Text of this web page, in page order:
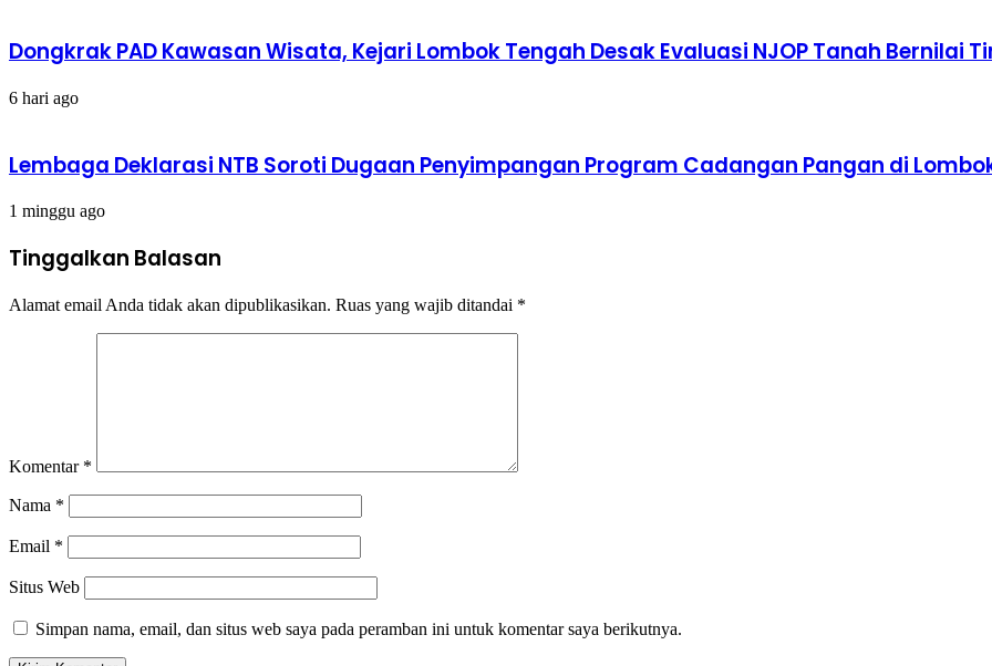
Dongkrak PAD Kawasan Wisata, Kejari Lombok Tengah Desak Evaluasi NJOP Tanah Bernilai
6 hari ago
Lembaga Deklarasi NTB Soroti Dugaan Penyimpangan Program Cadangan Pangan di
1 minggu ago
Tinggalkan Balasan
Alamat email Anda tidak akan dipublikasikan. Ruas yang wajib ditandai *
Komentar *
Nama *
Email *
Situs Web
Simpan nama, email, dan situs web saya pada peramban ini untuk komentar saya berikutnya.